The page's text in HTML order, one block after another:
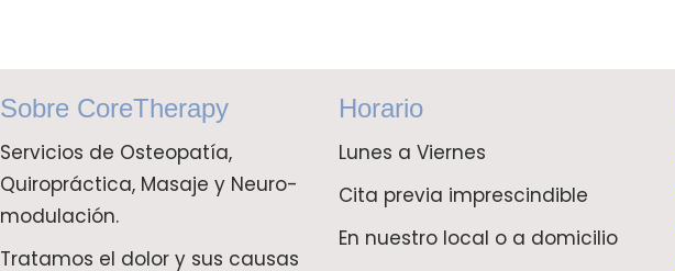
Sobre CoreTherapy
Servicios de Osteopatía,
Quiropráctica, Masaje y Neuro-
modulación.
Tratamos el dolor y sus causas
Horario
Lunes a Viernes
Cita previa imprescindible
En nuestro local o a domicilio